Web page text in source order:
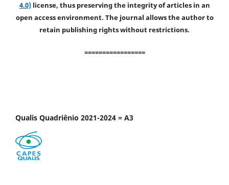
4.0)license, thus preserving the integrity of articles in an
open access environment. The journal allows the author to
retain publishing rights without restrictions.
=================
Qualis Quadriênio 2021-2024 = A3